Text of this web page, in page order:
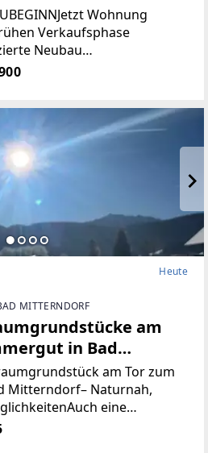
Wohnung
Verkaufsphase
Neubau
von ca. 50
sind entweder mit
Heute
MITTERNDORF
am
in Bad
zentral und
(Provisionsfrei)
am Tor zum
Mitterndorf– Naturnah,
eine
ist nach Absprache mit der
Loipe und Therme